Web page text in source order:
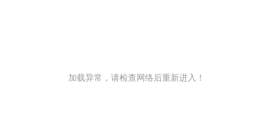
加载异常，请检查网络后重新进入！